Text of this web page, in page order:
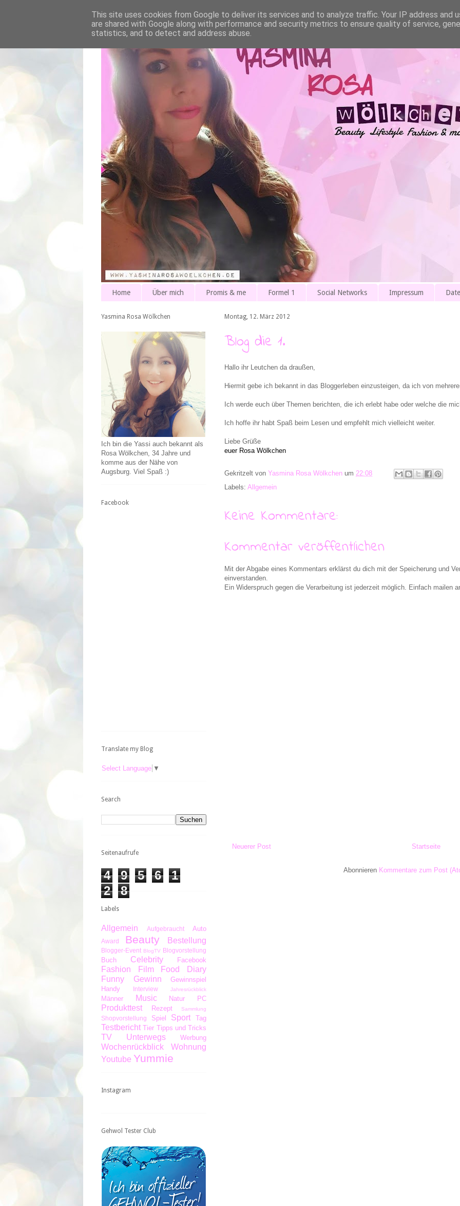
Home Über mich Promis & me Formel 1 Social Networks Impressum
Montag, 12. März 2012
Blog die 1.
Hallo ihr Leutchen da draußen,
Hiermit gebe ich bekannt in das Bloggerleben einzusteigen, da ich von
Ich werde euch über Themen berichten, die ich erlebt habe oder welche die
Ich hoffe ihr habt Spaß beim Lesen und empfehlt mich vielleicht weiter.
Liebe Grüße
euer Rosa Wölkchen
Gekritzelt von Yasmina Rosa Wölkchen um 22:08
Labels: Allgemein
Keine Kommentare:
Kommentar veröffentlichen
Mit der Abgabe eines Kommentars erklärst du dich mit der Speicherung und
einverstanden.
Ein Widerspruch gegen die Verarbeitung ist jederzeit möglich. Einfach mailen
Neuerer Post Startseite
Abonnieren Kommentare zum Post
Yasmina Rosa Wölkchen
Ich bin die Yassi auch bekannt als
Rosa Wölkchen, 34 Jahre und
komme aus der Nähe von
Augsburg. Viel Spaß :)
Facebook
Translate my Blog
Select Language ▼
Search
Seitenaufrufe
4 9 5 6
1
2
8
Labels
Allgemein Aufgebraucht Auto
Award Beauty Bestellung
Blogger-Event BlogTV Blogvorstellung
Buch Celebrity Facebook
Fashion Film
Food Diary
Funny
Gewinn
Gewinnspiel
Handy
Interview Jahresrückblick
Männer Music Natur PC
Produkttest Rezept Sammlung
Shopvorstellung Spiel Sport Tag
Testbericht Tier Tipps und Tricks
TV Unterwegs Werbung
Wochenrückblick
Wohnung
Youtube Yummie
Instagram
Gehwol Tester Club
This site uses cookies from Google to deliver its services and to analyze traffic. Your IP address and
are shared with Google along with performance and security metrics to ensure quality of service,
statistics, and to detect and address abuse.